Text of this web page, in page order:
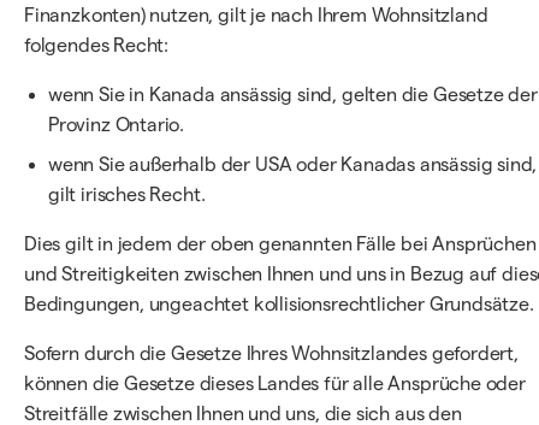
Finanzkonten) nutzen, gilt je nach Ihrem Wohnsitzland
folgendes Recht:
wenn Sie in Kanada ansässig sind, gelten die Gesetze der
Provinz Ontario.
wenn Sie außerhalb der USA oder Kanadas ansässig sind,
gilt irisches Recht.
Dies gilt in jedem der oben genannten Fälle bei Ansprüchen
und Streitigkeiten zwischen Ihnen und uns in Bezug auf
Bedingungen, ungeachtet kollisionsrechtlicher Grundsätze.
Sofern durch die Gesetze Ihres Wohnsitzlandes gefordert,
können die Gesetze dieses Landes für alle Ansprüche oder
Streitfälle zwischen Ihnen und uns, die sich aus den